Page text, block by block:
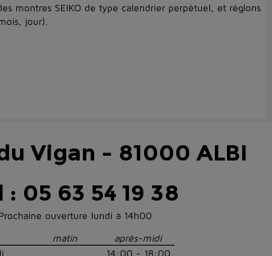
montres SEIKO de type calendrier perpétuel, et réglons
jour).
Vigan - 81000 ALBI
: 05 63 54 19 38
Prochaine ouverture lundi à 14h00
matin
après-midi
14:00 - 18:00